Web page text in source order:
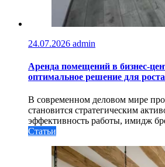
24.07.2026 admin
Аренда помещений в
оптимальное решение для
В современном деловом мире
становится стратегическим
эффективность работы, имидж
Статьи